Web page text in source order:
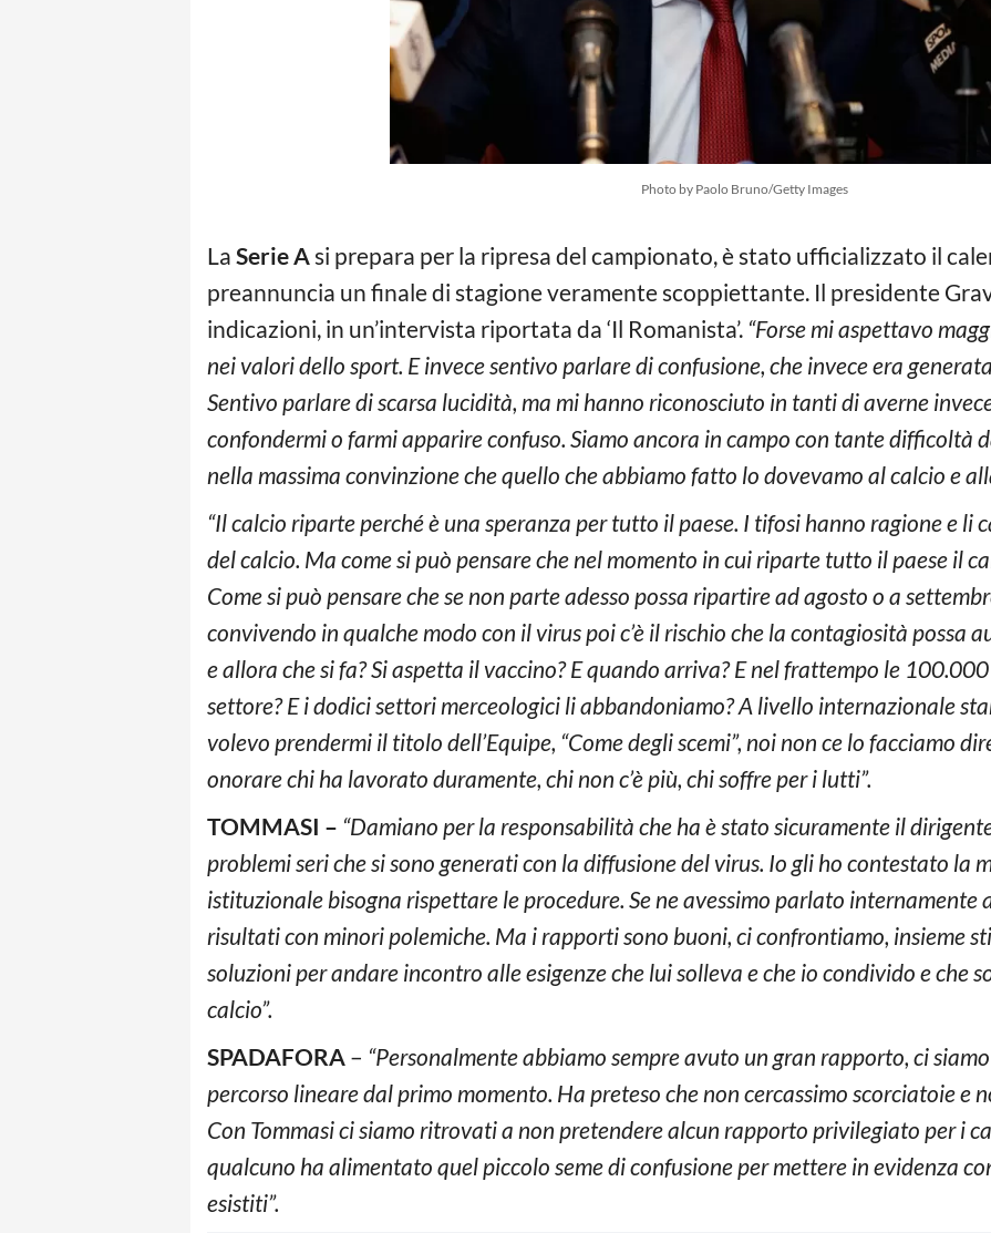
Photo by Paolo Bruno/Getty Images
La Serie Asi prepara per la ripresa del campionato, è stato ufficializzato il
preannuncia un finale di stagione veramente scoppiettante. Il presidente
indicazioni, in un’intervista riportata da ‘Il Romanista’. “Forse mi aspettavo
nei valori dello sport. E invece sentivo parlare di confusione, che invece era
Sentivo parlare di scarsa lucidità, ma mi hanno riconosciuto in tanti di averne
confondermi o farmi apparire confuso. Siamo ancora in campo con tante difficoltà
nella massima convinzione che quello che abbiamo fatto lo dovevamo al calcio e
“Il calcio riparte perché è una speranza per tutto il paese. I tifosi hanno ragione e li
del calcio. Ma come si può pensare che nel momento in cui riparte tutto il paese il
Come si può pensare che se non parte adesso possa ripartire ad agosto o a
convivendo in qualche modo con il virus poi c’è il rischio che la contagiosità possa
e allora che si fa? Si aspetta il vaccino? E quando arriva? E nel frattempo le
settore? E i dodici settori merceologici li abbandoniamo? A livello internazionale
volevo prendermi il titolo dell’Equipe, “Come degli scemi”, noi non ce lo facciamo
onorare chi ha lavorato duramente, chi non c’è più, chi soffre per i lutti”.
TOMMASI – “Damiano per la responsabilità che ha è stato sicuramente il
problemi seri che si sono generati con la diffusione del virus. Io gli ho contestato la
istituzionale bisogna rispettare le procedure. Se ne avessimo parlato internamente
risultati con minori polemiche. Ma i rapporti sono buoni, ci confrontiamo, insieme
soluzioni per andare incontro alle esigenze che lui solleva e che io condivido e che
calcio”.
SPADAFORA – “Personalmente abbiamo sempre avuto un gran rapporto, ci
percorso lineare dal primo momento. Ha preteso che non cercassimo scorciatoie e
Con Tommasi ci siamo ritrovati a non pretendere alcun rapporto privilegiato per i
qualcuno ha alimentato quel piccolo seme di confusione per mettere in evidenza
esistiti”.